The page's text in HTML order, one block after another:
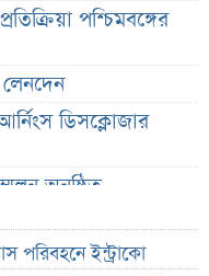
পশ্চিমবঙ্গের
ডিসক্লোজার
অনুষ্ঠিত
নামে
পরিবহনে ইন্ট্রাকো